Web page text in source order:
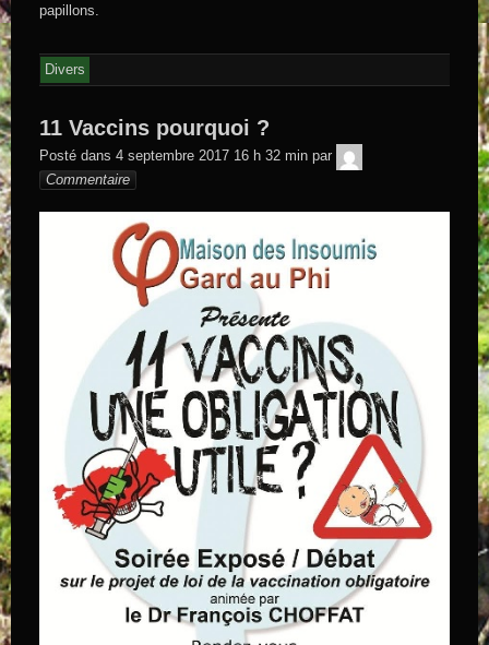
papillons.
Divers
11 Vaccins pourquoi ?
Posté dans 4 septembre 2017 16 h 32 min par
Commentaire